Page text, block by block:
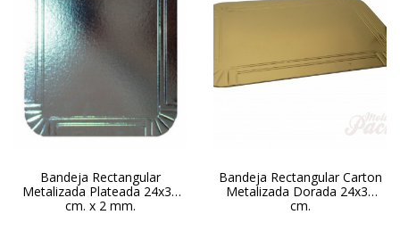
Bandeja Rectangular
Metalizada Plateada 24x30
cm. x 2 mm.
Bandeja Rectangular Carton
Metalizada Dorada 24x30
cm.